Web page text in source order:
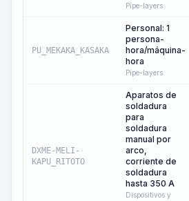
Pipe-layers
PU_MEKAKA_KASAKA
Personal: 1
persona-
hora/máquina-
hora
Pipe-layers
DXME-MELI-
KAPU_RITOTO
Aparatos de
soldadura
para
soldadura
manual por
arco,
corriente de
soldadura
hasta 350 A
Dispositivos y